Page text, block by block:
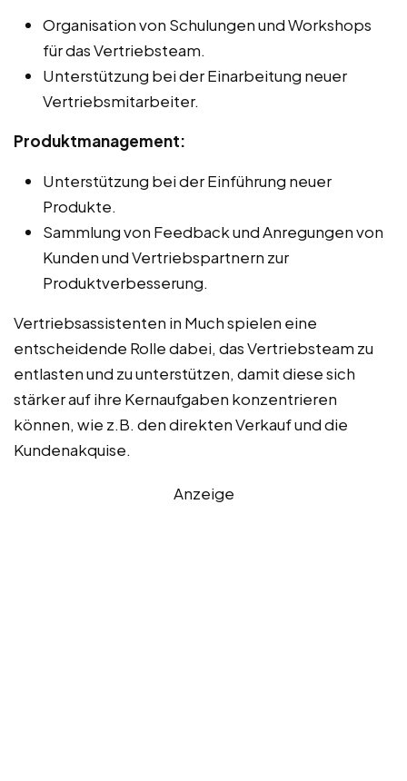
Organisation von Schulungen und Workshops
für das Vertriebsteam.
Unterstützung bei der Einarbeitung neuer
Vertriebsmitarbeiter.
Produktmanagement:
Unterstützung bei der Einführung neuer
Produkte.
Sammlung von Feedback und Anregungen von
Kunden und Vertriebspartnern zur
Produktverbesserung.
Vertriebsassistenten in Much spielen eine
entscheidende Rolle dabei, das Vertriebsteam zu
entlasten und zu unterstützen, damit diese sich
stärker auf ihre Kernaufgaben konzentrieren
können, wie z.B. den direkten Verkauf und die
Kundenakquise.
Anzeige